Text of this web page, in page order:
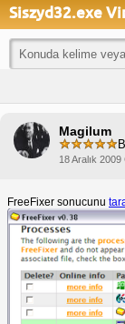
Siszyd32.exe
Magilum
18 Aralık
FreeFixer sonucunu